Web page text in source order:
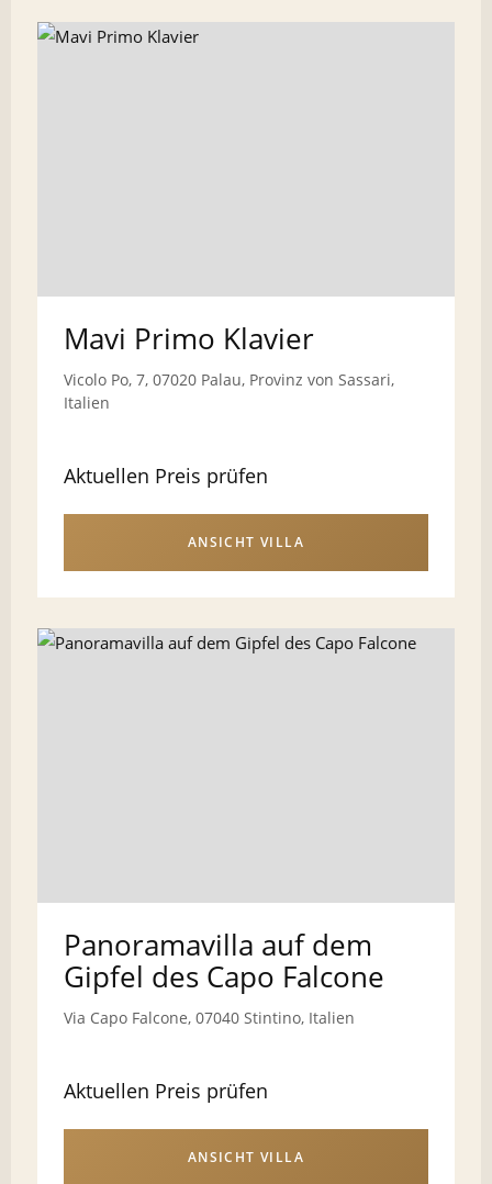
Mavi Primo Klavier
Vicolo Po, 7, 07020 Palau, Provinz von Sassari,
Italien
Aktuellen Preis prüfen
ANSICHT VILLA
Panoramavilla auf dem
Gipfel des Capo Falcone
Via Capo Falcone, 07040 Stintino, Italien
Aktuellen Preis prüfen
ANSICHT VILLA